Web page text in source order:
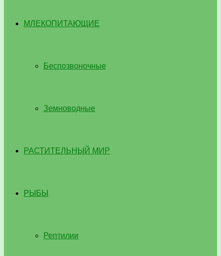
МЛЕКОПИТАЮЩИЕ
Беспозвоночные
Земноводные
РАСТИТЕЛЬНЫЙ МИР
РЫБЫ
Рептилии